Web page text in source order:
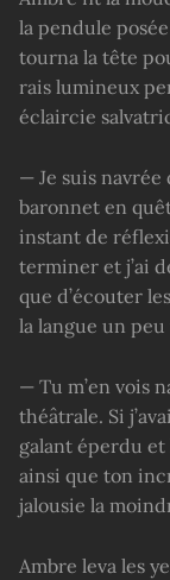
la pendule
tourna la tête
rais lumineux
éclaircie
— Je suis
baronnet en
instant de
terminer et j’ai
que d’écouter
la langue un
— Tu m’en vois
théâtrale. Si
galant éperdu
ainsi que ton
jalousie la
Ambre leva les